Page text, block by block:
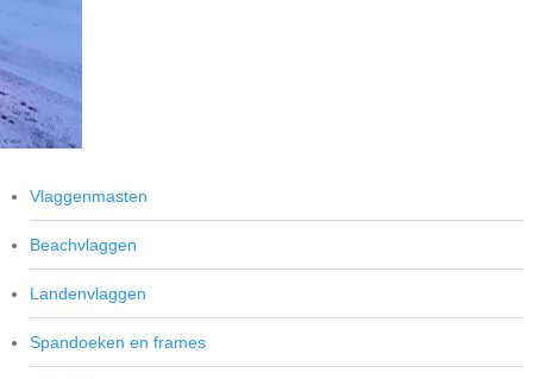
Vlaggenmasten
Beachvlaggen
Landenvlaggen
Spandoeken en frames